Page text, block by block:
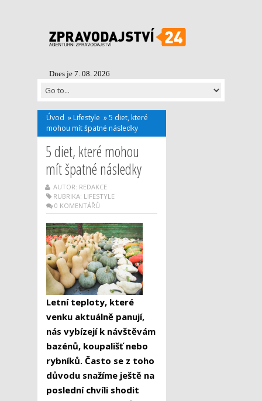
Dnes je 7. 08. 2026
Úvod » Lifestyle »5 diet, které
mohou mít špatné následky
5 diet, které mohou
mít špatné následky
AUTOR: REDAKCE
RUBRIKA: LIFESTYLE
0 KOMENTÁŘŮ
Letní teploty, které
venku aktuálně panují,
nás vybízejí k návštěvám
bazénů, koupališť nebo
rybníků. Často se z toho
důvodu snažíme ještě na
poslední chvíli shodit